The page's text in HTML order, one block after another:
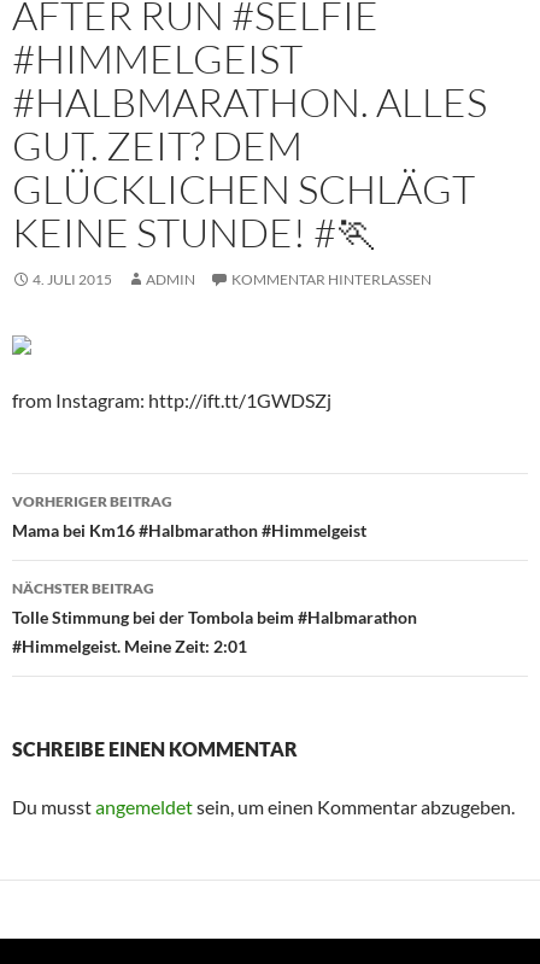
AFTER RUN #SELFIE
#HIMMELGEIST
#HALBMARATHON. ALLES
GUT. ZEIT? DEM
GLÜCKLICHEN SCHLÄGT
KEINE STUNDE! #🏃
4. JULI 2015 ADMIN KOMMENTAR HINTERLASSEN
from Instagram: http://ift.tt/1GWDSZj
Beitragsnavigation
VORHERIGER BEITRAG
Mama bei Km16 #Halbmarathon #Himmelgeist
NÄCHSTER BEITRAG
Tolle Stimmung bei der Tombola beim #Halbmarathon
#Himmelgeist. Meine Zeit: 2:01
SCHREIBE EINEN KOMMENTAR
Du musstangemeldetsein, um einen Kommentar abzugeben.